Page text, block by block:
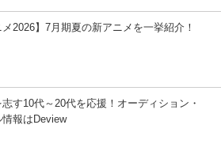
メ2026】7月期夏の新アニメを一挙紹介！
す10代～20代を応援！オーディション・
情報はDeview